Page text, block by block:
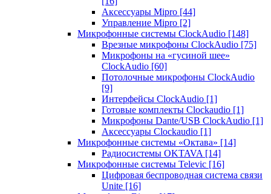
Аксессуары Mipro [44]
Управление Mipro [2]
Микрофонные системы ClockAudio [148]
Врезные микрофоны ClockAudio [75]
Микрофоны на «гусиной шее»
ClockAudio [60]
Потолочные микрофоны ClockAudio
[9]
Интерфейсы ClockAudio [1]
Готовые комплекты Clockaudio [1]
Микрофоны Dante/USB ClockAudio [1]
Аксессуары Clockaudio [1]
Микрофонные системы «Октава» [14]
Радиосистемы OKTAVA [14]
Микрофонные системы Televic [16]
Цифровая беспроводная система связи
Unite [16]